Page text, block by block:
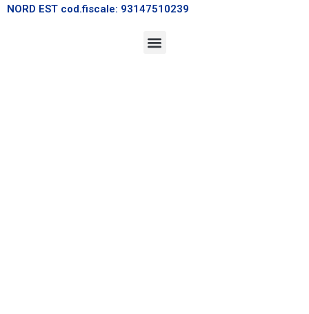
NORD EST cod.fiscale: 93147510239